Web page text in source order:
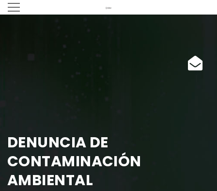
DENUNCIA DE
CONTAMINACIÓN
AMBIENTAL